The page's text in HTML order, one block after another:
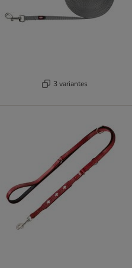
3 variantes